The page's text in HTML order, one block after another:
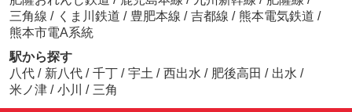
三角線 / くま川鉄道 / 豊肥本線 / 吉都線 / 熊本電気鉄道 /
熊本市電A系統
駅から探す
八代 / 新八代 / 千丁 / 宇土 / 西出水 / 肥後高田 / 出水 /
米ノ津 / 小川 / 三角